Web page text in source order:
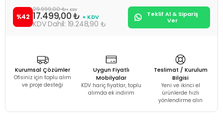
%42
29.999,00 ₺+ KDV
17.499,00 ₺ + KDV
19.248,90 ₺
Teklif Al & Sipariş
Ver
Kurumsal Çözümler
Ofisiniz için toplu alım
ve proje desteği
Uygun Fiyatlı
Mobilyalar
KDV hariç fiyatlar, toplu
alımda ek indirim
Teslimat / Kurulum
Bilgisi
Yeni ve ikinci el
ürünlerde hızlı
yönlendirme alın